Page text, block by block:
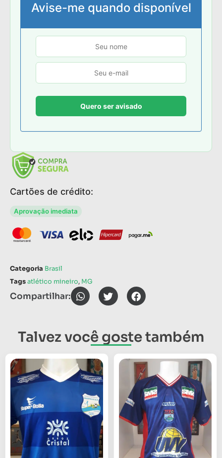
Avise-me quando disponível
Cartões de crédito:
Aprovação imediata
Categoria Brasil
Tagsatlético mineiro, MG
Compartilhar:
Talvez você goste também